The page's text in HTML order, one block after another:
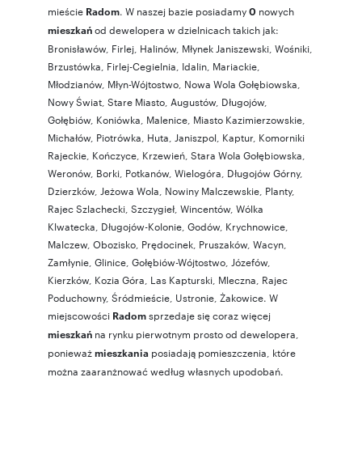
mieście Radom. W naszej bazie posiadamy0 nowych
mieszkańod dewelopera w dzielnicach takich jak:
Bronisławów, Firlej Halinów, Młynek Janiszewski Wośniki
Brzustówka Firlej-Cegielnia Idalin Mariackie
Młodzianów, Młyn-Wójtostwo Nowa Wola Gołębiowska
Nowy Świat Stare Miasto Augustów, Długojów,
Gołębiów, Koniówka Malenice Miasto Kazimierzowskie
Michałów, Piotrówka Huta Janiszpol Kaptur, Komorniki
Rajeckie Kończyce Krzewień Stara Wola Gołębiowska
Weronów, Borki Potkanów, Wielogóra Długojów Górny,
Dzierzków, Jeżowa Wola Nowiny Malczewskie Planty,
Rajec Szlachecki Szczygieł, Wincentów, Wólka
Klwatecka Długojów-Kolonie Godów, Krychnowice
Malczew, Obozisko Prędocinek Pruszaków, Wacyn
Zamłynie Glinice Gołębiów-Wójtostwo Józefów,
Kierzków, Kozia Góra Las Kapturski Mleczna Rajec
Poduchowny, Śródmieście Ustronie Żakowice. W
miejscowości Radomsprzedaje się coraz więcej
mieszkań na rynku pierwotnym prosto od dewelopera,
ponieważmieszkania posiadają pomieszczenia, które
można zaaranżnować według własnych upodobań.